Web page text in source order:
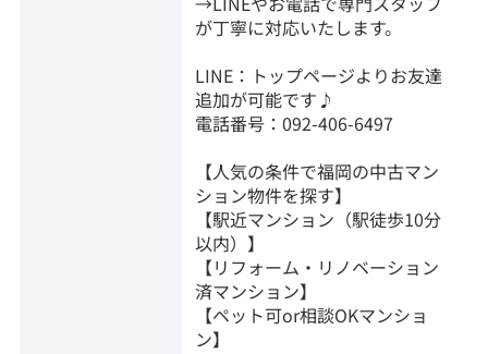
が丁寧に対応いたします。
LINE：トップページよりお友達
追加が可能です♪
電話番号：092-406-6497
【人気の条件で福岡の中古マン
ション物件を探す】
【駅近マンション（駅徒歩10分
以内）】
【リフォーム・リノベーション
済マンション】
【ペット可or相談OKマンショ
ン】